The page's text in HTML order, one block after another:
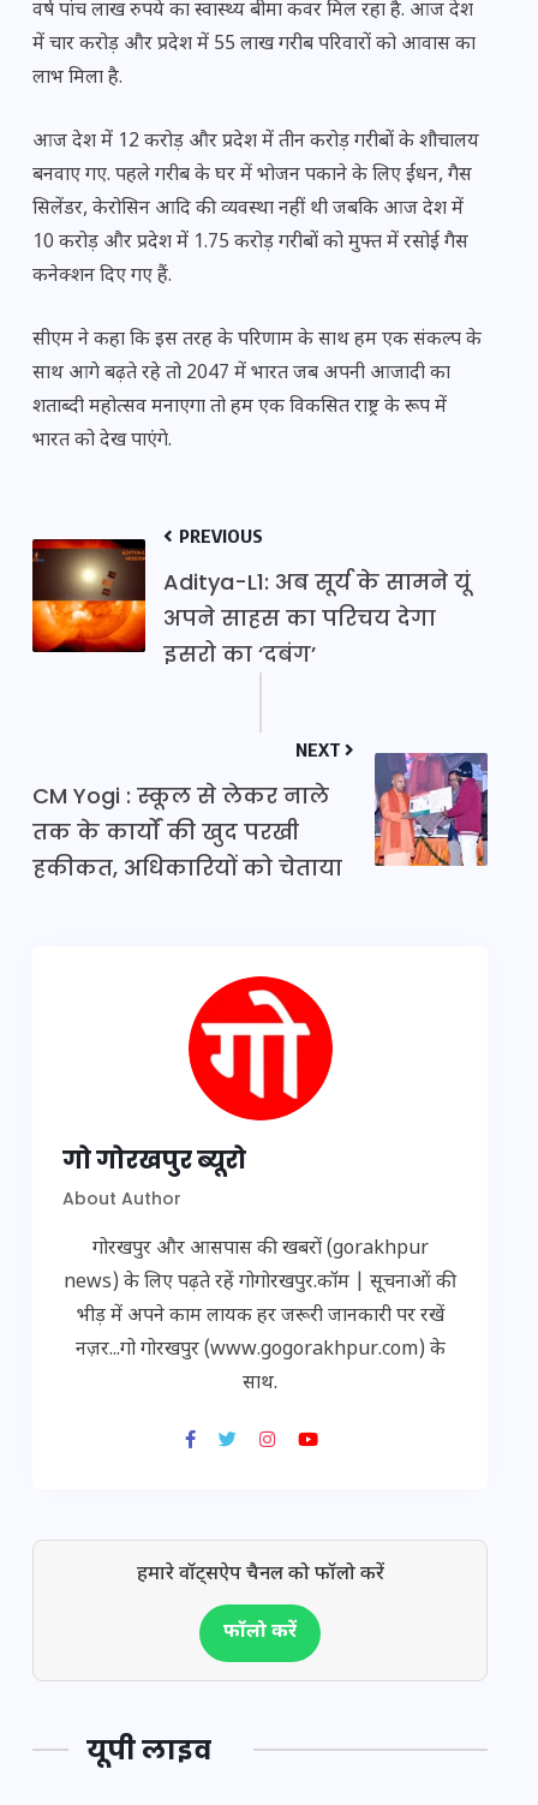
वर्ष पांच लाख रुपये का स्वास्थ्य बीमा कवर मिल रहा है. आज देश
में चार करोड़ और प्रदेश में 55 लाख गरीब परिवारों को आवास का
लाभ मिला है.
आज देश में 12 करोड़ और प्रदेश में तीन करोड़ गरीबों के शौचालय
बनवाए गए. पहले गरीब के घर में भोजन पकाने के लिए ईंधन, गैस
सिलेंडर, केरोसिन आदि की व्यवस्था नहीं थी जबकि आज देश में
10 करोड़ और प्रदेश में 1.75 करोड़ गरीबों को मुफ्त में रसोई गैस
कनेक्शन दिए गए हैं.
सीएम ने कहा कि इस तरह के परिणाम के साथ हम एक संकल्प के
साथ आगे बढ़ते रहे तो 2047 में भारत जब अपनी आजादी का
शताब्दी महोत्सव मनाएगा तो हम एक विकसित राष्ट्र के रूप में
भारत को देख पाएंगे.
PREVIOUS
Aditya-L1: अब सूर्य के सामने यूं
अपने साहस का परिचय देगा
इसरो का ‘दबंग’
NEXT
CM Yogi : स्कूल से लेकर नाले
तक के कार्यों की खुद परखी
हकीकत, अधिकारियों को चेताया
गो गोरखपुर ब्यूरो
About Author
गोरखपुर और आसपास की खबरों (gorakhpur
news) के लिए पढ़ते रहें गोगोरखपुर.कॉम | सूचनाओं की
भीड़ में अपने काम लायक हर जरूरी जानकारी पर रखें
नज़र...गो गोरखपुर (www.gogorakhpur.com) के
साथ.
हमारे वॉट्सऐप चैनल को फॉलो करें
फॉलो करें
यूपी लाइव